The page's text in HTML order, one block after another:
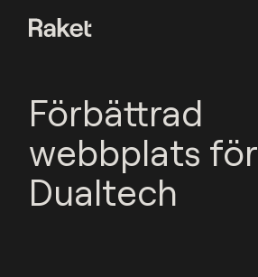
Förbättrad
webbplats för
Dualtech